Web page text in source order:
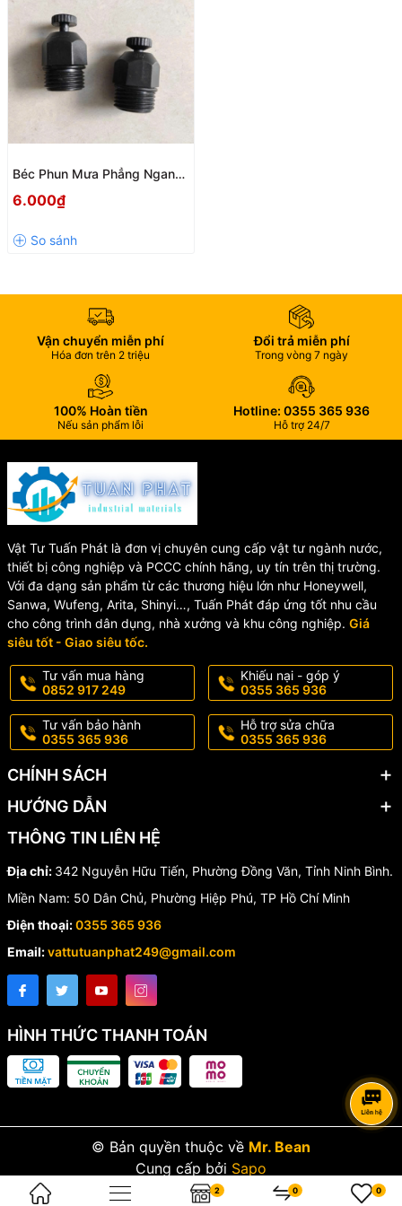
Béc Phun Mưa Phẳng Ngang
– Tưới Đều, Bán Kính Rộng
6.000₫
Vận chuyển miễn phí
Hóa đơn trên 2 triệu
Đổi trả miễn phí
Trong vòng 7 ngày
100% Hoàn tiền
Nếu sản phẩm lỗi
Hotline: 0355 365 936
Hỗ trợ 24/7
Vật Tư Tuấn Phát là đơn vị chuyên cung cấp vật tư ngành nước,
thiết bị công nghiệp và PCCC chính hãng, uy tín trên thị trường.
Với đa dạng sản phẩm từ các thương hiệu lớn như Honeywell,
Sanwa, Wufeng, Arita, Shinyi…, Tuấn Phát đáp ứng tốt nhu cầu
cho công trình dân dụng, nhà xưởng và khu công nghiệp. Giá
siêu tốt - Giao siêu tốc.
Tư vấn mua hàng
0852 917 249
Khiếu nại - góp ý
0355 365 936
Tư vấn bảo hành
0355 365 936
Hỗ trợ sửa chữa
0355 365 936
CHÍNH SÁCH
HƯỚNG DẪN
THÔNG TIN LIÊN HỆ
Địa chỉ: 342 Nguyễn Hữu Tiến, Phường Đồng Văn, Tỉnh Ninh Bình.
Miền Nam: 50 Dân Chủ, Phường Hiệp Phú, TP Hồ Chí Minh
Điện thoại:0355 365 936
Email:vattutuanphat249@gmail.com
HÌNH THỨC THANH TOÁN
© Bản quyền thuộc về Mr. Bean
Cung cấp bởi Sapo
2 0 0